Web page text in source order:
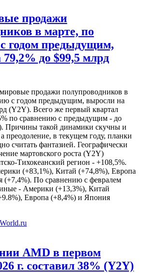
продажи
в марте, по
годом предыдущим,
до $99,5 млрд
продажи полупроводников в
с годом предыдущим, выросли на
(Y2Y). Всего же первый квартал
по сравнению с предыдущим - до
Причины такой динамики скучны и
преодоление, в текущем году, планки
считать фантазией. Географически
мартовского роста (Y2Y)
Тихокеанский регион - +108,5%.
(+83,1%), Китай (+74,8%), Европа
(+7,4%). По сравнению с февралем
- Америки (+13,3%), Китай
Европа (+8,4%) и Япония
AMD в первом
г. составил 38% (Y2Y)